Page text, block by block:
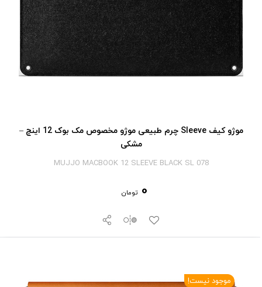
موژو کیف Sleeve چرم طبیعی موژو مخصوص مک بوک 12 اینچ –
مشکی
MUJJO MACBOOK 12 SLEEVE BLACK SL 078
0 تومان
موجود نیست!